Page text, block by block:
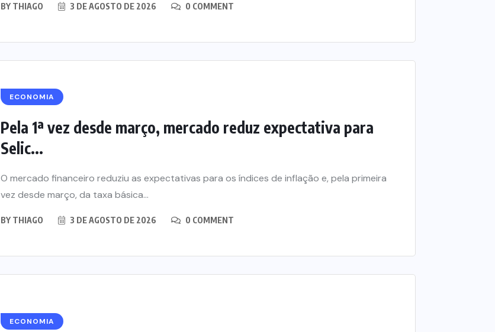
BY THIAGO 3 DE AGOSTO DE 2026 0 COMMENT
ECONOMIA
Pela 1ª vez desde março, mercado reduz expectativa para
Selic...
O mercado financeiro reduziu as expectativas para os índices de inflação e, pela primeira
vez desde março, da taxa básica...
BY THIAGO 3 DE AGOSTO DE 2026 0 COMMENT
ECONOMIA